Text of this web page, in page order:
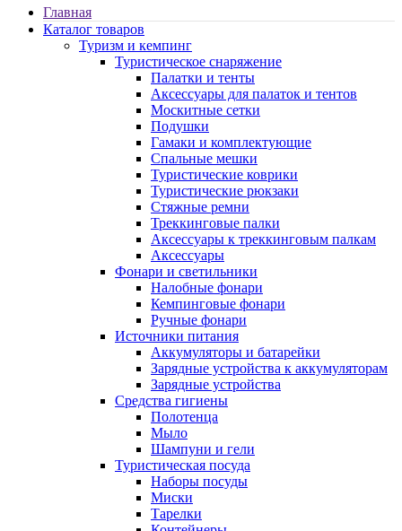
Главная
Каталог товаров
Туризм и кемпинг
Туристическое снаряжение
Палатки и тенты
Аксессуары для палаток и тентов
Москитные сетки
Подушки
Гамаки и комплектующие
Спальные мешки
Туристические коврики
Туристические рюкзаки
Стяжные ремни
Треккинговые палки
Аксессуары к треккинговым палкам
Аксессуары
Фонари и светильники
Налобные фонари
Кемпинговые фонари
Ручные фонари
Источники питания
Аккумуляторы и батарейки
Зарядные устройства к аккумуляторам
Зарядные устройства
Средства гигиены
Полотенца
Мыло
Шампуни и гели
Туристическая посуда
Наборы посуды
Миски
Тарелки